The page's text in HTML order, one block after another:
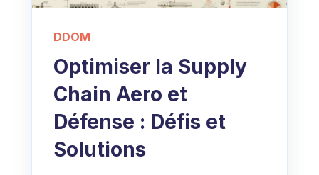
DDOM
Optimiser la Supply
Chain Aero et
Défense : Défis et
Solutions